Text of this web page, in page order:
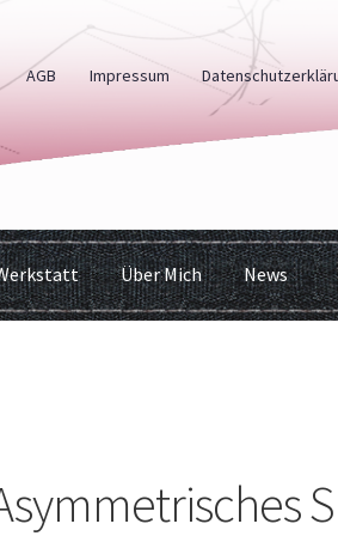
AGB Impressum
Über Mich News